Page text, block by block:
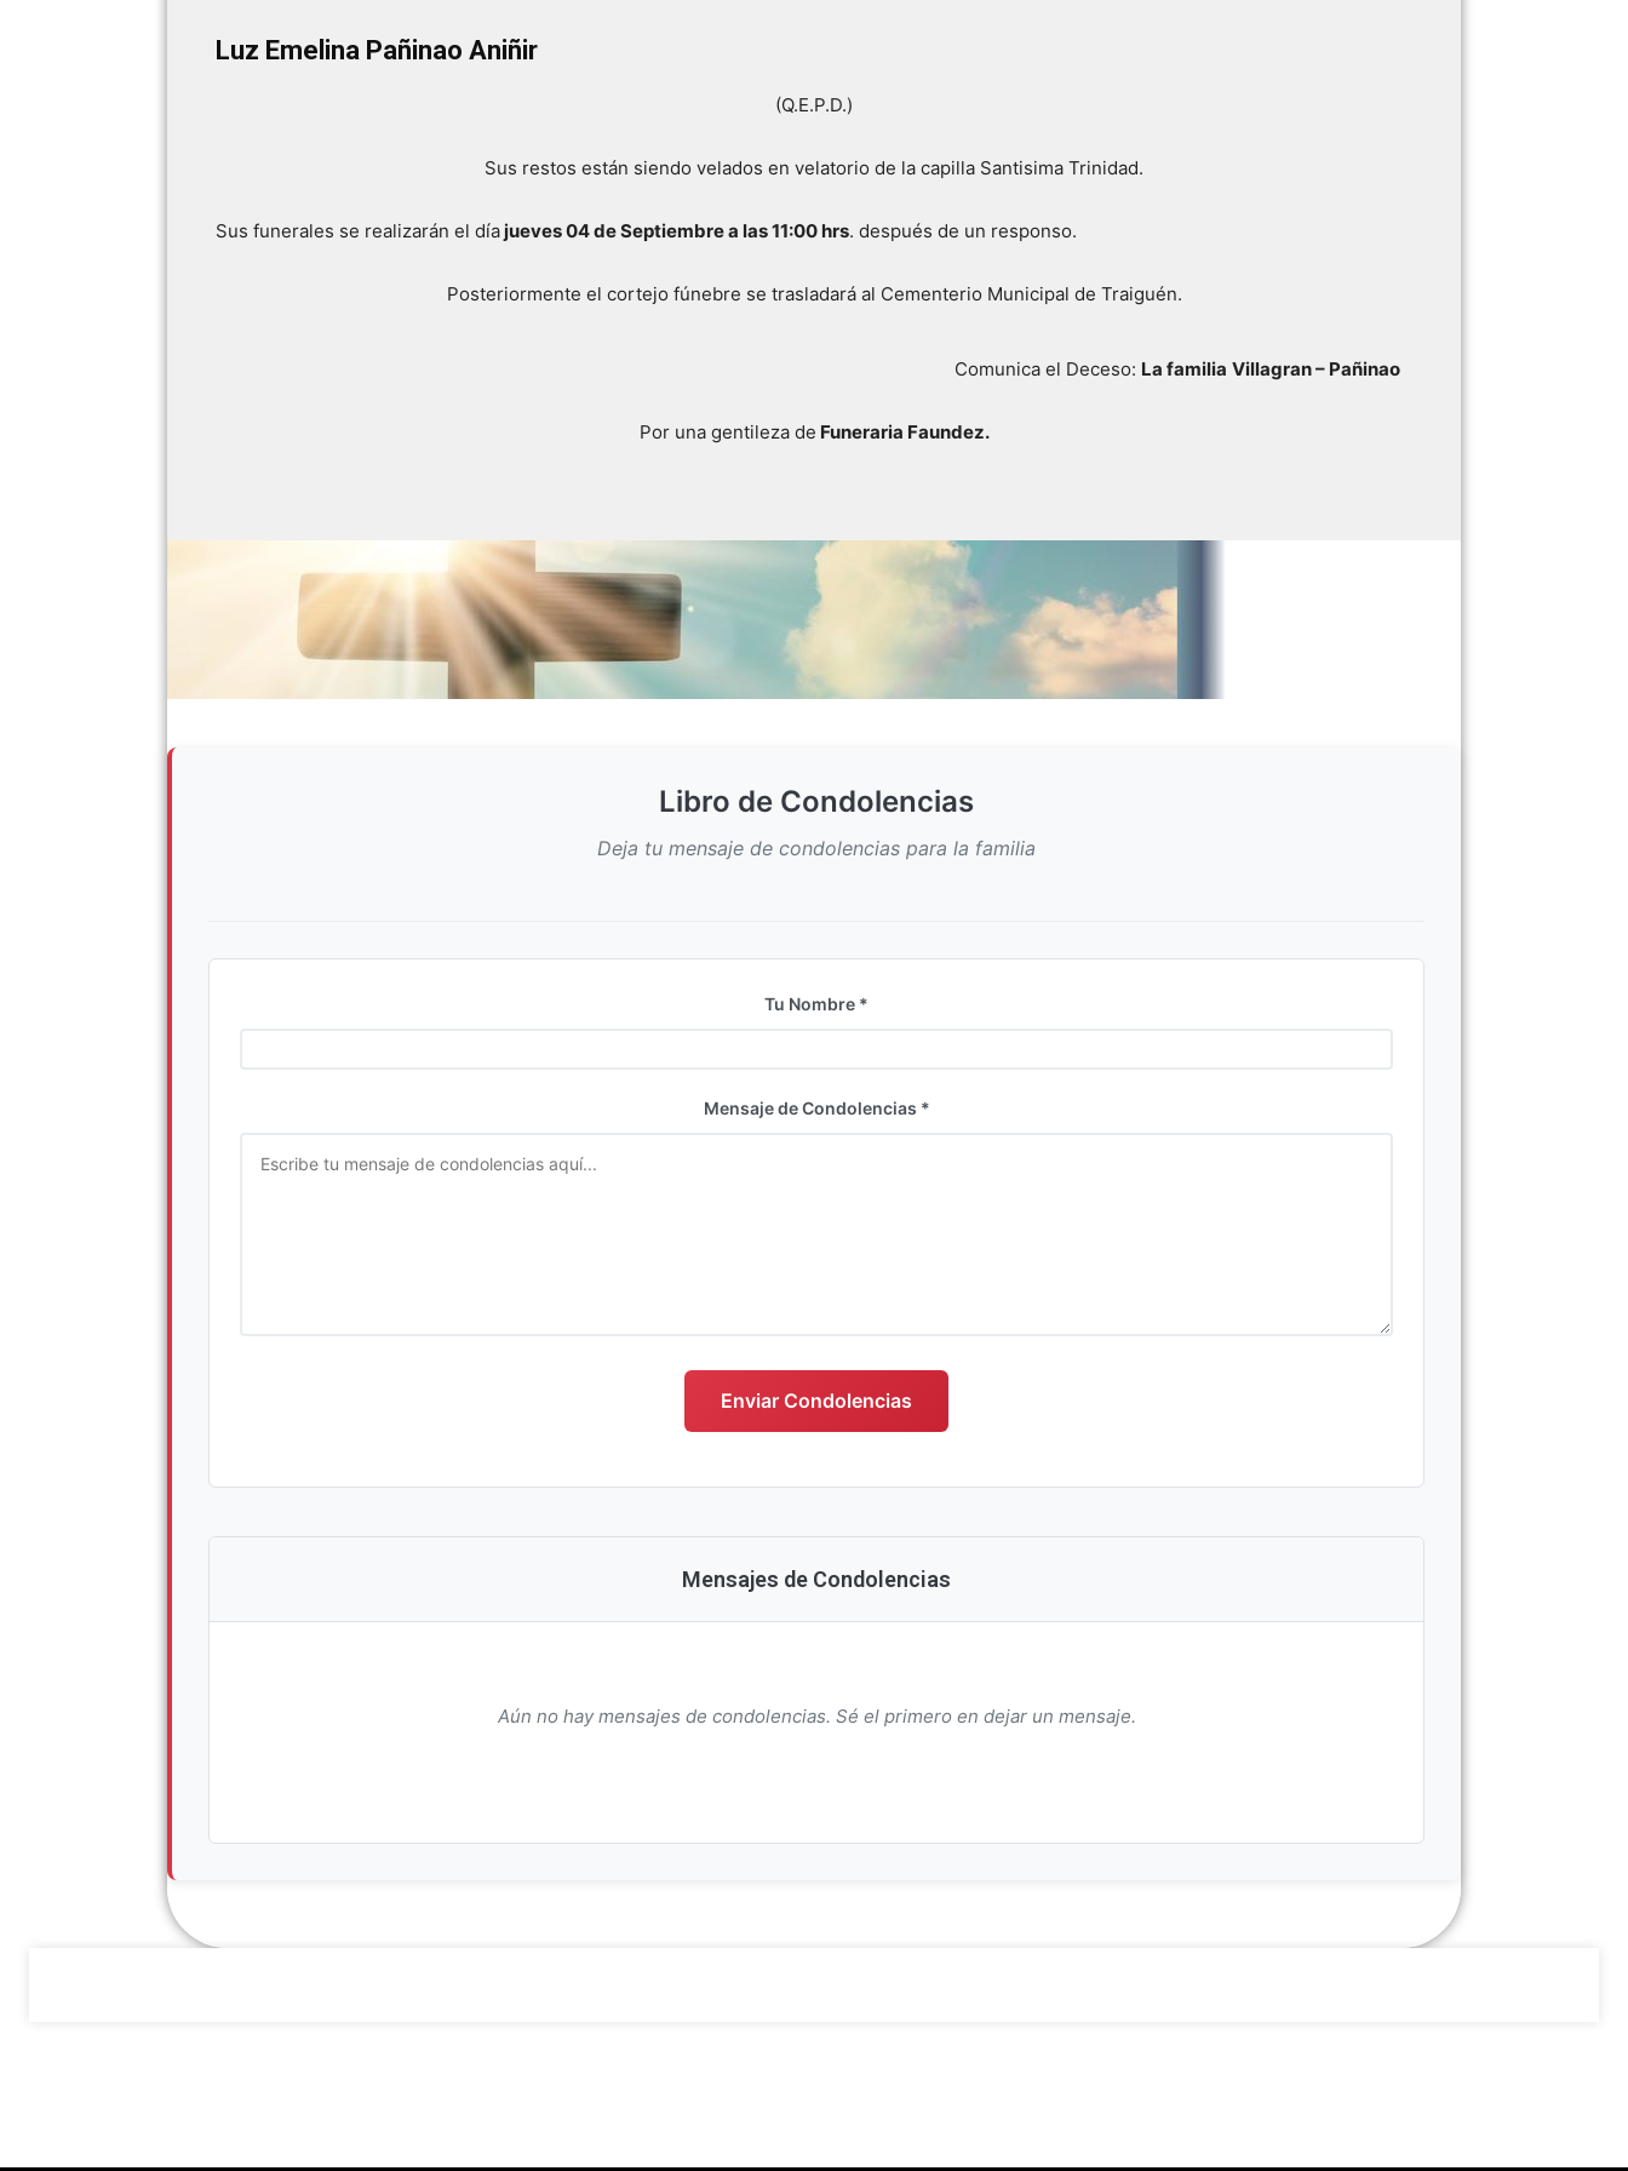
Luz Emelina Pañinao Aniñir
(Q.E.P.D.)
Sus restos están siendo velados en velatorio de la capilla Santisima Trinidad.
Sus funerales se realizarán el día jueves 04 de Septiembre a las 11:00 hrs. después de un responso.
Posteriormente el cortejo fúnebre se trasladará al Cementerio Municipal de Traiguén.
Comunica el Deceso: La familia Villagran – Pañinao
Por una gentileza de Funeraria Faundez.
Libro de Condolencias
Deja tu mensaje de condolencias para la familia
Tu Nombre *
Mensaje de Condolencias *
Enviar Condolencias
Mensajes de Condolencias
Aún no hay mensajes de condolencias. Sé el primero en dejar un mensaje.